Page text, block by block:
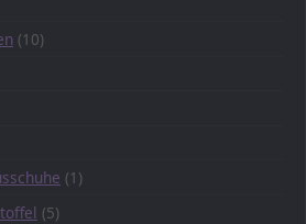
(10)
(1)
(5)